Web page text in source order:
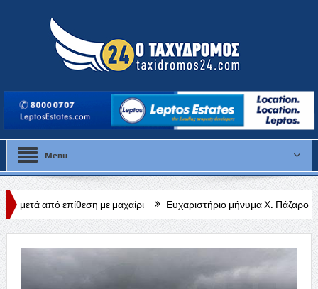
Menu
με μαχαίρι Ευχαριστήριο μήνυμα Χ. Πάζαρου για Α. Βαφεάδη